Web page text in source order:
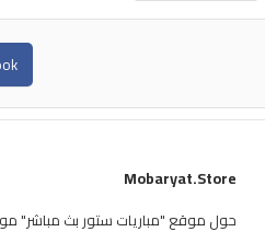
Mobaryat.store